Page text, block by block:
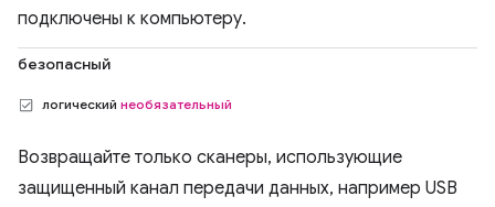
подключены к компьютеру.
безопасный
логический необязательный
Возвращайте только сканеры, использующие
защищенный канал передачи данных, например USB